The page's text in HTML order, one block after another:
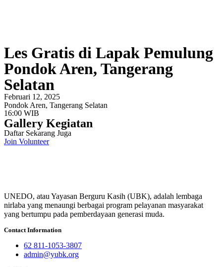
Les Gratis di Lapak Pemulung
Pondok Aren, Tangerang
Selatan
Februari 12, 2025
Pondok Aren, Tangerang Selatan
16:00 WIB
Gallery Kegiatan
Daftar Sekarang Juga
Join Volunteer
UNEDO, atau Yayasan Berguru Kasih (UBK), adalah lembaga
nirlaba yang menaungi berbagai program pelayanan masyarakat
yang bertumpu pada pemberdayaan generasi muda.
Contact Information
62 811-1053-3807
admin@yubk.org